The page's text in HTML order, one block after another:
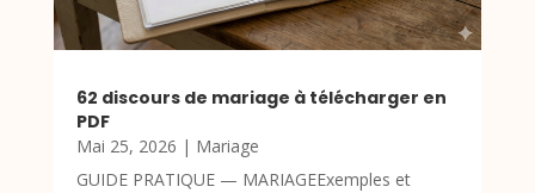
62 discours de mariage à télécharger en
PDF
Mai 25, 2026 | Mariage
GUIDE PRATIQUE — MARIAGEExemples et